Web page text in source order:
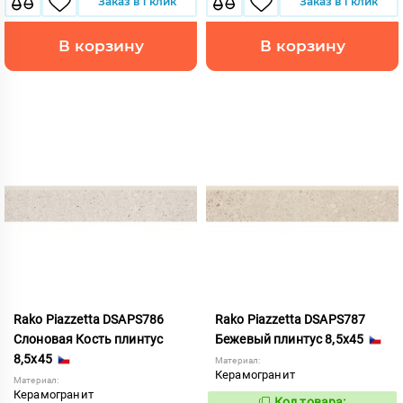
В корзину В корзину
Rako Piazzetta DSAPS786
Слоновая Кость плинтус
8,5x45
Материал:
Керамогранит
Rako Piazzetta DSAPS787
Бежевый плинтус 8,5x45
Материал:
Керамогранит